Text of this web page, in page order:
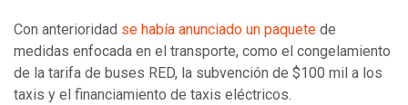
Con anterioridad se había anunciado un paquete de
medidas enfocada en el transporte, como el congelamiento
de la tarifa de buses RED, la subvención de $100 mil a los
taxis y el financiamiento de taxis eléctricos.